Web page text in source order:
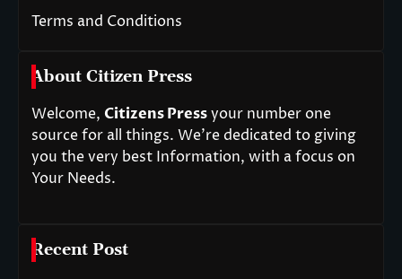
Terms and Conditions
About Citizen Press
Welcome, Citizens Pressyour number one
source for all things. We’re dedicated to giving
you the very best Information, with a focus on
Your Needs.
Recent Post